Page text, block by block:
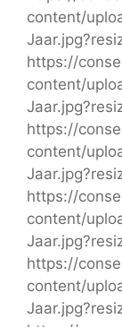
content/
https://
content/
https://
content/
https://
content/
https://
content/